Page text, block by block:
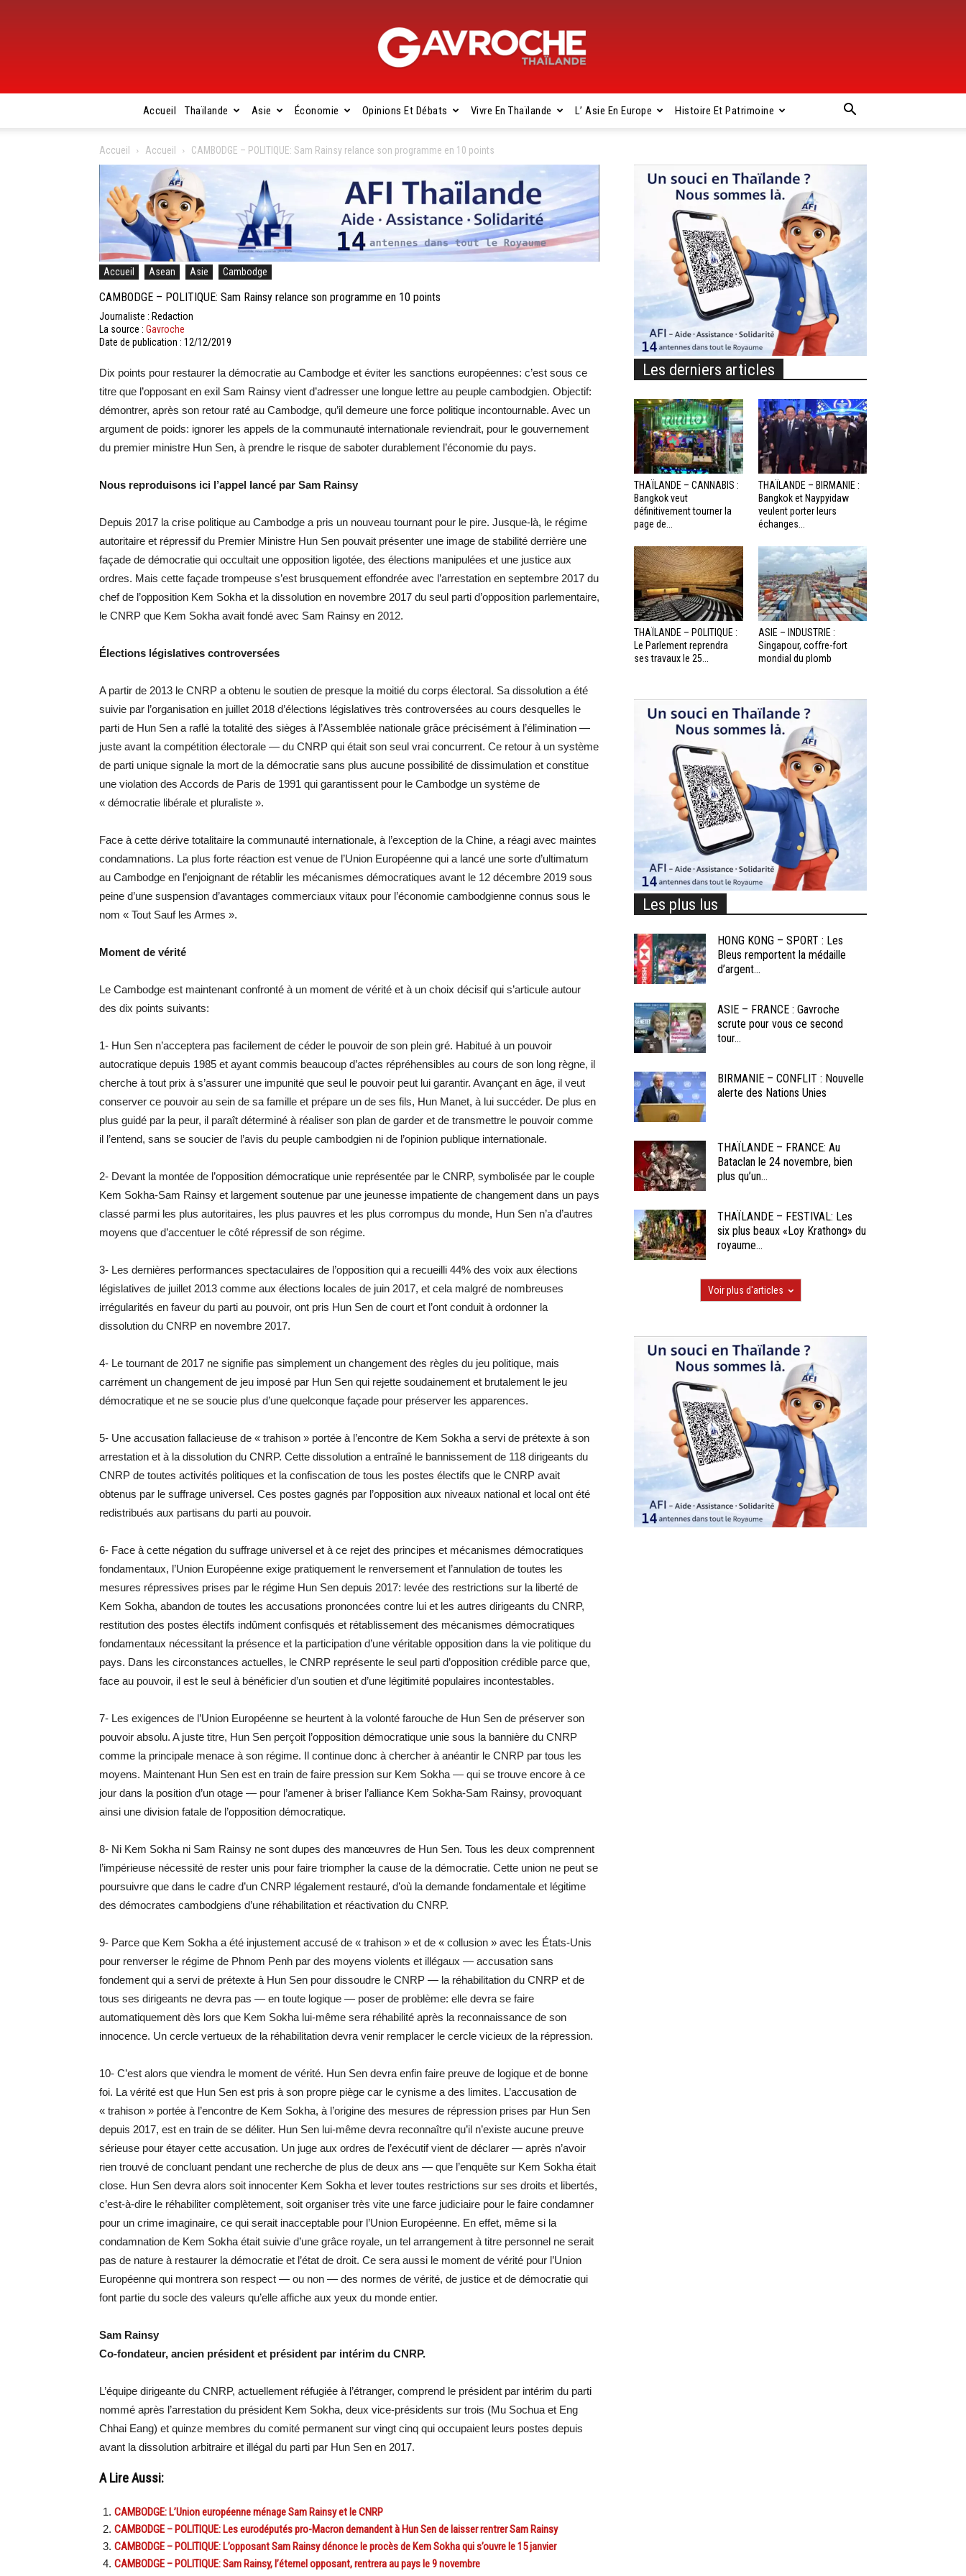
Gavroche
Thaïlande
Accueil Thaïlande Asie Économie Opinions Et Débats Vivre En Thaïlande L’ Asie En Europe Histoire Et Patrimoine
Accueil Accueil CAMBODGE – POLITIQUE: Sam Rainsy relance son programme en 10 points
Accueil Asean Asie Cambodge
CAMBODGE – POLITIQUE: Sam Rainsy relance son programme en 10 points
Journaliste : Redaction
La source : Gavroche
Date de publication : 12/12/2019
Dix points pour restaurer la démocratie au Cambodge et éviter les sanctions européennes: c’est sous ce
titre que l’opposant en exil Sam Rainsy vient d’adresser une longue lettre au peuple cambodgien. Objectif:
démontrer, après son retour raté au Cambodge, qu’il demeure une force politique incontournable. Avec un
argument de poids: ignorer les appels de la communauté internationale reviendrait, pour le gouvernement
du premier ministre Hun Sen, à prendre le risque de saboter durablement l’économie du pays.
Nous reproduisons ici l’appel lancé par Sam Rainsy
Depuis 2017 la crise politique au Cambodge a pris un nouveau tournant pour le pire. Jusque-là, le régime
autoritaire et répressif du Premier Ministre Hun Sen pouvait présenter une image de stabilité derrière une
façade de démocratie qui occultait une opposition ligotée, des élections manipulées et une justice aux
ordres. Mais cette façade trompeuse s’est brusquement effondrée avec l’arrestation en septembre 2017 du
chef de l’opposition Kem Sokha et la dissolution en novembre 2017 du seul parti d’opposition parlementaire,
le CNRP que Kem Sokha avait fondé avec Sam Rainsy en 2012.
Élections législatives controversées
A partir de 2013 le CNRP a obtenu le soutien de presque la moitié du corps électoral. Sa dissolution a été
suivie par l’organisation en juillet 2018 d’élections législatives très controversées au cours desquelles le
parti de Hun Sen a raflé la totalité des sièges à l’Assemblée nationale grâce précisément à l’élimination —
juste avant la compétition électorale — du CNRP qui était son seul vrai concurrent. Ce retour à un système
de parti unique signale la mort de la démocratie sans plus aucune possibilité de dissimulation et constitue
une violation des Accords de Paris de 1991 qui garantissent pour le Cambodge un système de
« démocratie libérale et pluraliste ».
Face à cette dérive totalitaire la communauté internationale, à l’exception de la Chine, a réagi avec maintes
condamnations. La plus forte réaction est venue de l’Union Européenne qui a lancé une sorte d’ultimatum
au Cambodge en l’enjoignant de rétablir les mécanismes démocratiques avant le 12 décembre 2019 sous
peine d’une suspension d’avantages commerciaux vitaux pour l’économie cambodgienne connus sous le
nom « Tout Sauf les Armes ».
Moment de vérité
Le Cambodge est maintenant confronté à un moment de vérité et à un choix décisif qui s’articule autour
des dix points suivants:
1- Hun Sen n’acceptera pas facilement de céder le pouvoir de son plein gré. Habitué à un pouvoir
autocratique depuis 1985 et ayant commis beaucoup d’actes répréhensibles au cours de son long règne, il
cherche à tout prix à s’assurer une impunité que seul le pouvoir peut lui garantir. Avançant en âge, il veut
conserver ce pouvoir au sein de sa famille et prépare un de ses fils, Hun Manet, à lui succéder. De plus en
plus guidé par la peur, il paraît déterminé à réaliser son plan de garder et de transmettre le pouvoir comme
il l’entend, sans se soucier de l’avis du peuple cambodgien ni de l’opinion publique internationale.
2- Devant la montée de l’opposition démocratique unie représentée par le CNRP, symbolisée par le couple
Kem Sokha-Sam Rainsy et largement soutenue par une jeunesse impatiente de changement dans un pays
classé parmi les plus autoritaires, les plus pauvres et les plus corrompus du monde, Hun Sen n’a d’autres
moyens que d’accentuer le côté répressif de son régime.
3- Les dernières performances spectaculaires de l’opposition qui a recueilli 44% des voix aux élections
législatives de juillet 2013 comme aux élections locales de juin 2017, et cela malgré de nombreuses
irrégularités en faveur du parti au pouvoir, ont pris Hun Sen de court et l’ont conduit à ordonner la
dissolution du CNRP en novembre 2017.
4- Le tournant de 2017 ne signifie pas simplement un changement des règles du jeu politique, mais
carrément un changement de jeu imposé par Hun Sen qui rejette soudainement et brutalement le jeu
démocratique et ne se soucie plus d’une quelconque façade pour préserver les apparences.
5- Une accusation fallacieuse de « trahison » portée à l’encontre de Kem Sokha a servi de prétexte à son
arrestation et à la dissolution du CNRP. Cette dissolution a entraîné le bannissement de 118 dirigeants du
CNRP de toutes activités politiques et la confiscation de tous les postes électifs que le CNRP avait
obtenus par le suffrage universel. Ces postes gagnés par l’opposition aux niveaux national et local ont été
redistribués aux partisans du parti au pouvoir.
6- Face à cette négation du suffrage universel et à ce rejet des principes et mécanismes démocratiques
fondamentaux, l’Union Européenne exige pratiquement le renversement et l’annulation de toutes les
mesures répressives prises par le régime Hun Sen depuis 2017: levée des restrictions sur la liberté de
Kem Sokha, abandon de toutes les accusations prononcées contre lui et les autres dirigeants du CNRP,
restitution des postes électifs indûment confisqués et rétablissement des mécanismes démocratiques
fondamentaux nécessitant la présence et la participation d’une véritable opposition dans la vie politique du
pays. Dans les circonstances actuelles, le CNRP représente le seul parti d’opposition crédible parce que,
face au pouvoir, il est le seul à bénéficier d’un soutien et d’une légitimité populaires incontestables.
7- Les exigences de l’Union Européenne se heurtent à la volonté farouche de Hun Sen de préserver son
pouvoir absolu. A juste titre, Hun Sen perçoit l’opposition démocratique unie sous la bannière du CNRP
comme la principale menace à son régime. Il continue donc à chercher à anéantir le CNRP par tous les
moyens. Maintenant Hun Sen est en train de faire pression sur Kem Sokha — qui se trouve encore à ce
jour dans la position d’un otage — pour l’amener à briser l’alliance Kem Sokha-Sam Rainsy, provoquant
ainsi une division fatale de l’opposition démocratique.
8- Ni Kem Sokha ni Sam Rainsy ne sont dupes des manœuvres de Hun Sen. Tous les deux comprennent
l’impérieuse nécessité de rester unis pour faire triompher la cause de la démocratie. Cette union ne peut se
poursuivre que dans le cadre d’un CNRP légalement restauré, d’où la demande fondamentale et légitime
des démocrates cambodgiens d’une réhabilitation et réactivation du CNRP.
9- Parce que Kem Sokha a été injustement accusé de « trahison » et de « collusion » avec les États-Unis
pour renverser le régime de Phnom Penh par des moyens violents et illégaux — accusation sans
fondement qui a servi de prétexte à Hun Sen pour dissoudre le CNRP — la réhabilitation du CNRP et de
tous ses dirigeants ne devra pas — en toute logique — poser de problème: elle devra se faire
automatiquement dès lors que Kem Sokha lui-même sera réhabilité après la reconnaissance de son
innocence. Un cercle vertueux de la réhabilitation devra venir remplacer le cercle vicieux de la répression.
10- C’est alors que viendra le moment de vérité. Hun Sen devra enfin faire preuve de logique et de bonne
foi. La vérité est que Hun Sen est pris à son propre piège car le cynisme a des limites. L’accusation de
« trahison » portée à l’encontre de Kem Sokha, à l’origine des mesures de répression prises par Hun Sen
depuis 2017, est en train de se déliter. Hun Sen lui-même devra reconnaître qu’il n’existe aucune preuve
sérieuse pour étayer cette accusation. Un juge aux ordres de l’exécutif vient de déclarer — après n’avoir
rien trouvé de concluant pendant une recherche de plus de deux ans — que l’enquête sur Kem Sokha était
close. Hun Sen devra alors soit innocenter Kem Sokha et lever toutes restrictions sur ses droits et libertés,
c’est-à-dire le réhabiliter complètement, soit organiser très vite une farce judiciaire pour le faire condamner
pour un crime imaginaire, ce qui serait inacceptable pour l’Union Européenne. En effet, même si la
condamnation de Kem Sokha était suivie d’une grâce royale, un tel arrangement à titre personnel ne serait
pas de nature à restaurer la démocratie et l’état de droit. Ce sera aussi le moment de vérité pour l’Union
Européenne qui montrera son respect — ou non — des normes de vérité, de justice et de démocratie qui
font partie du socle des valeurs qu’elle affiche aux yeux du monde entier.
Sam Rainsy
Co-fondateur, ancien président et président par intérim du CNRP.
L’équipe dirigeante du CNRP, actuellement réfugiée à l’étranger, comprend le président par intérim du parti
nommé après l’arrestation du président Kem Sokha, deux vice-présidents sur trois (Mu Sochua et Eng
Chhai Eang) et quinze membres du comité permanent sur vingt cinq qui occupaient leurs postes depuis
avant la dissolution arbitraire et illégal du parti par Hun Sen en 2017.
A Lire Aussi:
CAMBODGE: L’Union européenne ménage Sam Rainsy et le CNRP
CAMBODGE – POLITIQUE: Les eurodéputés pro-Macron demandent à Hun Sen de laisser rentrer Sam Rainsy
CAMBODGE – POLITIQUE: L’opposant Sam Rainsy dénonce le procès de Kem Sokha qui s’ouvre le 15 janvier
CAMBODGE – POLITIQUE: Sam Rainsy, l’éternel opposant, rentrera au pays le 9 novembre
Les derniers articles
THAÏLANDE – CANNABIS :
Bangkok veut
définitivement tourner la
page de...
THAÏLANDE – BIRMANIE :
Bangkok et Naypyidaw
veulent porter leurs
échanges...
THAÏLANDE – POLITIQUE :
Le Parlement reprendra
ses travaux le 25...
ASIE – INDUSTRIE :
Singapour, coffre-fort
mondial du plomb
Les plus lus
HONG KONG – SPORT : Les
Bleus remportent la médaille
d’argent...
ASIE – FRANCE : Gavroche
scrute pour vous ce second
tour...
BIRMANIE – CONFLIT : Nouvelle
alerte des Nations Unies
THAÏLANDE – FRANCE: Au
Bataclan le 24 novembre, bien
plus qu’un...
THAÏLANDE – FESTIVAL: Les
six plus beaux «Loy Krathong» du
royaume...
Voir plus d'articles